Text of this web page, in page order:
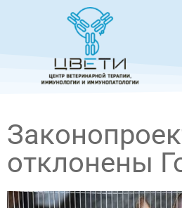
отклонены